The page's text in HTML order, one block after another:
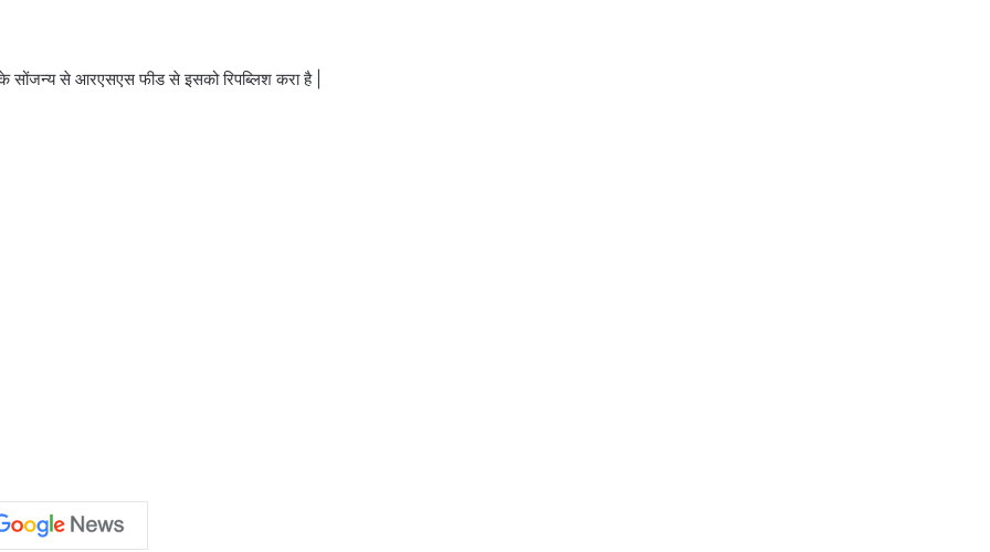
से आरएसएस फीड से इसको रिपब्लिश करा है |